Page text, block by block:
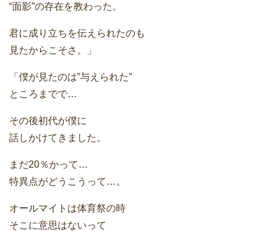
“面影”の存在を教わった。
君に成り立ちを伝えられたのも
見たからこそさ。」
「僕が見たのは”与えられた”
ところまでで…
その後初代が僕に
話しかけてきました。
まだ20％かって…
特異点がどうこうって…。
オールマイトは体育祭の時
そこに意思はないって